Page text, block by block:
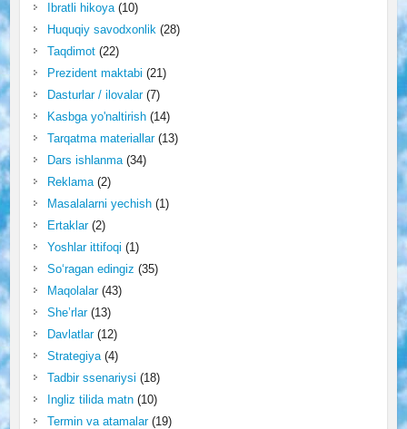
Ibratli hikoya(10)
Huquqiy savodxonlik(28)
Taqdimot(22)
Prezident maktabi (21)
Dasturlar / ilovalar(7)
Kasbga yo'naltirish(14)
Tarqatma materiallar(13)
Dars ishlanma(34)
Reklama(2)
Masalalarni yechish(1)
Ertaklar(2)
Yoshlar ittifoqi (1)
So‘ragan edingiz (35)
Maqolalar(43)
She’rlar(13)
Davlatlar(12)
Strategiya(4)
Tadbir ssenariysi (18)
Ingliz tilida matn(10)
Termin va atamalar(19)